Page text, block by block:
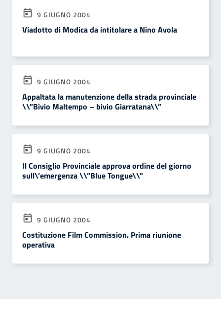
9 GIUGNO 2004
Viadotto di Modica da intitolare a Nino Avola
9 GIUGNO 2004
Appaltata la manutenzione della strada provinciale
\\”Bivio Maltempo – bivio Giarratana\\”
9 GIUGNO 2004
Il Consiglio Provinciale approva ordine del giorno
sull\’emergenza \\”Blue Tongue\\”
9 GIUGNO 2004
Costituzione Film Commission. Prima riunione
operativa